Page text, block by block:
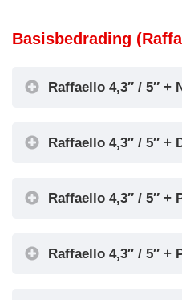
Basisbedrading
Raffaello 4,3″ / 5″ +
Raffaello 4,3″ / 5″ +
Raffaello 4,3″ / 5″ +
Raffaello 4,3″ / 5″ +